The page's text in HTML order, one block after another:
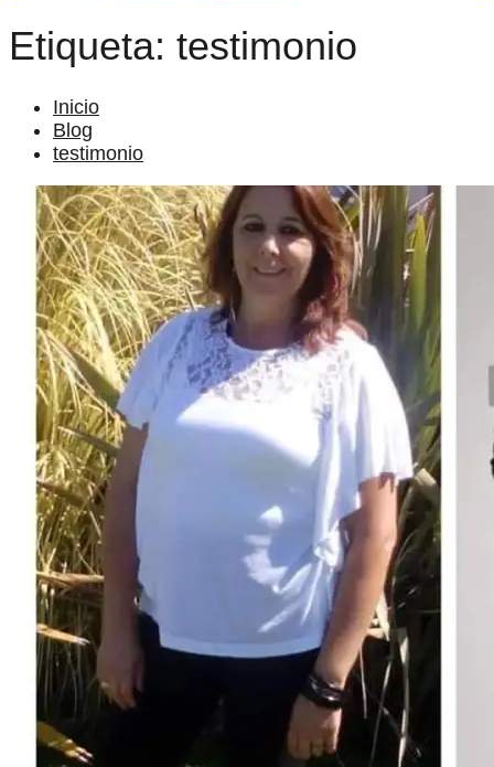
Etiqueta: testimonio
Inicio
Blog
testimonio